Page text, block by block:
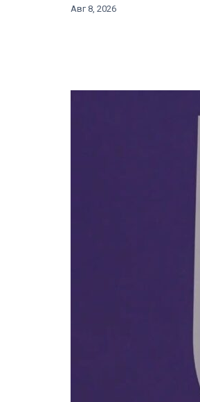
Авг 8, 2026